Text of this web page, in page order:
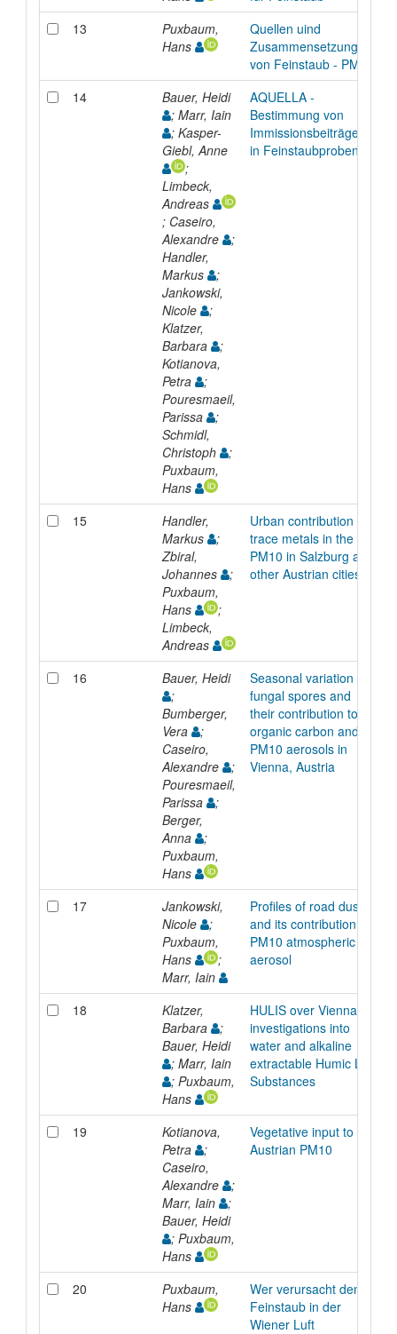
13
Puxbaum,
Hans
Quellen uind
Zusammensetzung
von Feinstaub - PM10
14
Bauer, Heidi
; Marr, Iain
; Kasper-
Giebl, Anne
;
Limbeck,
Andreas
; Caseiro,
Alexandre
;
Handler,
Markus
;
Jankowski,
Nicole
;
Klatzer,
Barbara
;
Kotianova,
Petra
;
Pouresmaeil,
Parissa
;
Schmidl,
Christoph
;
Puxbaum,
Hans
AQUELLA -
Bestimmung von
Immissionsbeiträgen
in Feinstaubproben
15
Handler,
Markus
;
Zbiral,
Johannes
;
Puxbaum,
Hans
;
Limbeck,
Andreas
Urban contribution to
trace metals in the
PM10 in Salzburg and
other Austrian cities
16
Bauer, Heidi
;
Bumberger,
Vera
;
Caseiro,
Alexandre
;
Pouresmaeil,
Parissa
;
Berger,
Anna
;
Puxbaum,
Hans
Seasonal variation of
fungal spores and
their contribution to
organic carbon and to
PM10 aerosols in
Vienna, Austria
17
Jankowski,
Nicole
;
Puxbaum,
Hans
;
Marr, Iain
Profiles of road dust
and its contribution to
PM10 atmospheric
aerosol
18
Klatzer,
Barbara
;
Bauer, Heidi
; Marr, Iain
; Puxbaum,
Hans
HULIS over Vienna:
investigations into
water and alkaline
extractable Humic Like
Substances
19
Kotianova,
Petra
;
Caseiro,
Alexandre
;
Marr, Iain
;
Bauer, Heidi
; Puxbaum,
Hans
Vegetative input to the
Austrian PM10
20
Puxbaum,
Hans
Wer verursacht den
Feinstaub in der
Wiener Luft